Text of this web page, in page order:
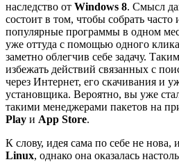
наследство от Windows 8. Смысл
состоит в том, чтобы собрать часто
популярные программы в одном
уже оттуда с помощью одного
заметно облегчив себе задачу.
избежать действий связанных с
через Интернет, его скачивания и
установщика. Вероятно, вы уже
такими менеджерами пакетов на
Play и App Store.
К слову, идея сама по себе не нова,
Linux, однако она оказалась